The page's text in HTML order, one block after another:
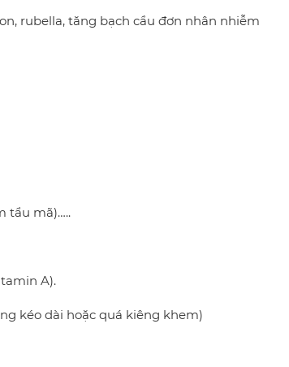
rubella, tăng bạch cầu đơn nhân nhiễm
tẩu mã)…..
A).
kéo dài hoặc quá kiêng khem)